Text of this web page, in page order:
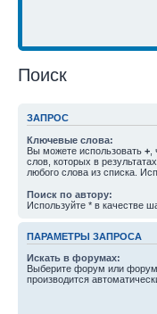
Поиск
ЗАПРОС
Ключевые слова:
Вы можете использовать +
слов, которых в
любого слова из списка.
Поиск по автору:
Используйте * в качестве
ПАРАМЕТРЫ ЗАПРОСА
Искать в форумах:
Выберите форум или
производится